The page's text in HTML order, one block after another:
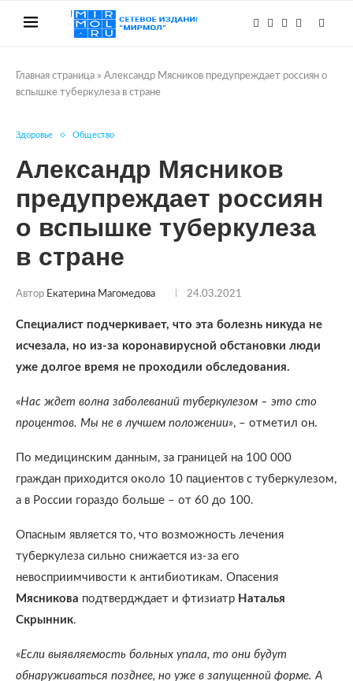
Главная страница » Александр Мясников предупреждает россиян о
вспышке туберкулеза в стране
Здоровье Общество
Александр Мясников
предупреждает россиян
о вспышке туберкулеза
в стране
Автор Екатерина Магомедова 24.03.2021
Специалист подчеркивает, что эта болезнь никуда не
исчезала, но из-за коронавирусной обстановки люди
уже долгое время не проходили обследования.
«Нас ждет волна заболеваний туберкулезом – это сто
процентов. Мы не в лучшем положении», – отметил он.
По медицинским данным, за границей на 100 000
граждан приходится около 10 пациентов с туберкулезом,
а в России гораздо больше – от 60 до 100.
Опасным является то, что возможность лечения
туберкулеза сильно снижается из-за его
невосприимчивости к антибиотикам. Опасения
Мясникова подтвердждает и фтизиатр Наталья
Скрынник.
«Если выявляемость больных упала, то они будут
обнаруживаться позднее, но уже в запущенной форме. А